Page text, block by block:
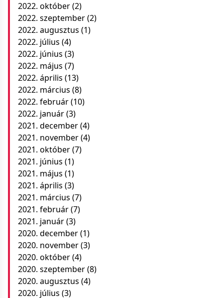
2022. október(2)
2022. szeptember(2)
2022. augusztus (1)
2022. július (4)
2022. június (3)
2022. május (7)
2022. április (13)
2022. március (8)
2022. február(10)
2022. január(3)
2021. december(4)
2021. november(4)
2021. október(7)
2021. június (1)
2021. május (1)
2021. április (3)
2021. március (7)
2021. február(7)
2021. január(3)
2020. december(1)
2020. november(3)
2020. október(4)
2020. szeptember(8)
2020. augusztus (4)
2020. július (3)